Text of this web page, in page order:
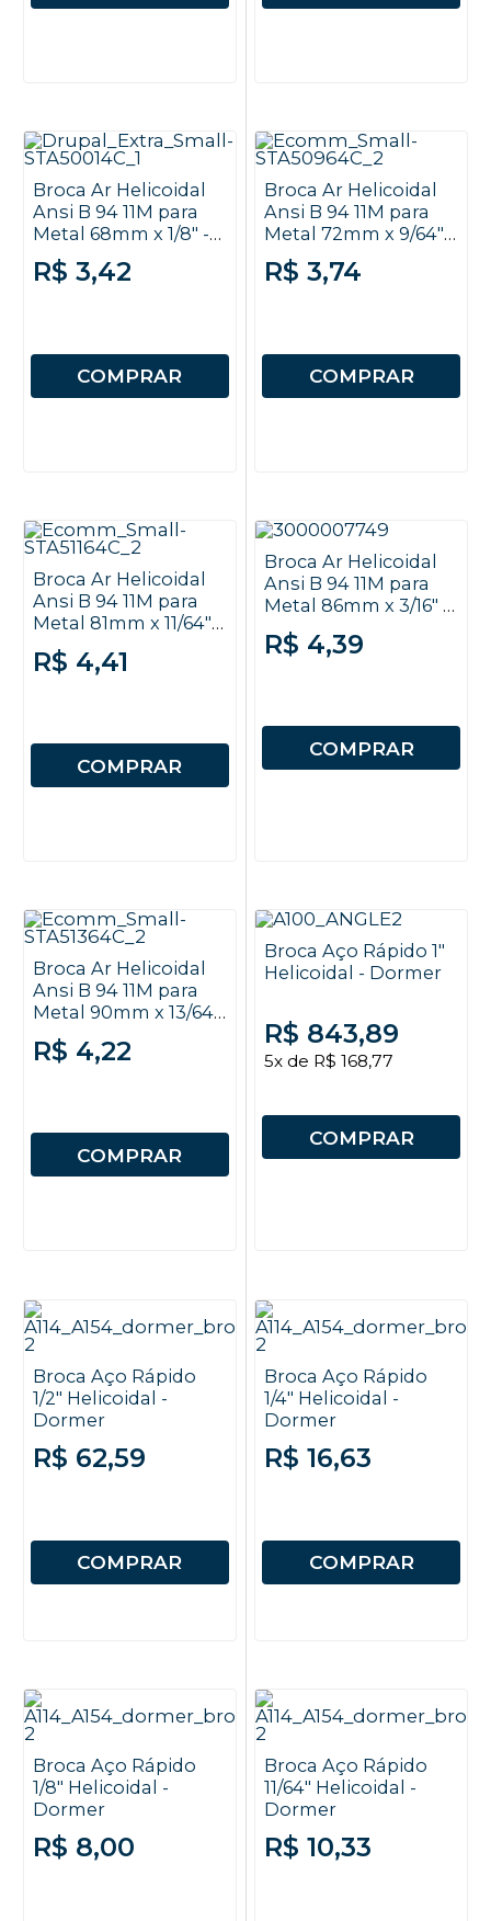
Broca Ar Helicoidal
Ansi B 94 11M para
Metal 68mm x 1/8" -
Autosserviço -
Stanley
R$ 3,42
COMPRAR
Broca Ar Helicoidal
Ansi B 94 11M para
Metal 72mm x 9/64" -
Autosserviço -
Stanley
R$ 3,74
COMPRAR
Broca Ar Helicoidal
Ansi B 94 11M para
Metal 81mm x 11/64" -
Autosserviço -
Stanley
R$ 4,41
COMPRAR
Broca Ar Helicoidal
Ansi B 94 11M para
Metal 86mm x 3/16" -
Autosserviço -
Stanley
R$ 4,39
COMPRAR
Broca Ar Helicoidal
Ansi B 94 11M para
Metal 90mm x 13/64"
- Autosserviço -
Stanley
R$ 4,22
COMPRAR
Broca Aço Rápido 1"
Helicoidal - Dormer
R$ 843,89
5x de R$ 168,77
COMPRAR
Broca Aço Rápido
1/2" Helicoidal -
Dormer
R$ 62,59
COMPRAR
Broca Aço Rápido
1/4" Helicoidal -
Dormer
R$ 16,63
COMPRAR
Broca Aço Rápido
1/8" Helicoidal -
Dormer
R$ 8,00
Broca Aço Rápido
11/64" Helicoidal -
Dormer
R$ 10,33